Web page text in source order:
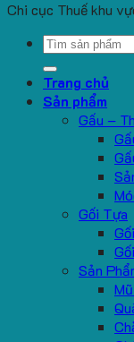
Chi cục Thuế khu
Search
Trang chủ
Sản phẩm
Gấu –
Gối Tựa
Sản